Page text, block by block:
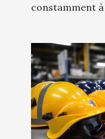
constamment à